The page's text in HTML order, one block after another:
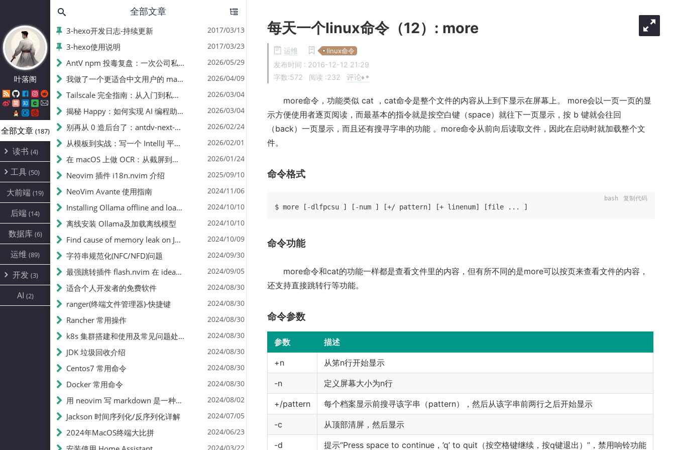
叶落阁
全部文章 (187)
读书 (4)
书单
阅读笔记(3)
工具 (50)
软件记录
git(8)
hexo(24)
IDEA
IOT
vim(3)
大前端 (19)
后端 (14)
数据库 (6)
运维 (89)
开发 (3)
java
swift(2)
AI (2)
全部文章
3-hexo开发日志-持续更新 2017/03/13
3-hexo使用说明 2017/03/23
AntV npm 投毒复盘：一次公司私服缓存恶意包引发的账号封禁事件 2026/05/29
我做了一个更适合中文用户的 macOS 菜单栏日历：Calendar Pro 2026/04/09
Tailscale 完全指南：从入门到私有 DERP 部署 2026/03/04
揭秘 Happy：如何实现 AI 编程助手输出的实时同步 2026/03/04
别再从 0 造后台了：antdv-next-admin，开箱即用的 Vue 3 中后台脚手架 2026/02/24
从模板到实战：写一个 IntelliJ 平台插件（以 I18n Toolkit 为例） 2026/02/01
在 macOS 上做 OCR：从截屏到可点词的实践笔记 2026/01/24
Neovim 插件 i18n.nvim 介绍 2025/09/10
NeoVim Avante 使用指南 2024/11/06
Installing Ollama offline and loading offline models 2024/10/10
离线安装 Ollama及加载离线模型 2024/10/10
Find cause of memory leak on Java 2024/10/09
字符串规范化(NFC/NFD)问题 2024/09/30
最强跳转插件 flash.nvim 在 ideavim 上使用是中什么体验 2024/09/05
适合个人开发者的免费软件 2024/08/30
ranger(终端文件管理器)-快捷键 2024/08/30
Rancher 常用操作 2024/08/30
k8s 集群搭建和使用及常见问题处理 2024/08/30
JDK 垃圾回收介绍 2024/08/30
Centos7 常用命令 2024/08/30
Docker 常用命令 2024/08/30
用 neovim 写 markdown 是一种什么样的体验(含技巧) 2024/08/02
Jackson 时间序列化/反序列化详解 2024/07/05
2024年MacOS终端大比拼 2024/06/23
2024/03/22
<
每天一个linux命令（12）: more
运维 linux命令
发布时间 : 2016-12-12 21:29
字数:572
阅读 :232 评论:
more命令，功能类似 cat ，cat命令是整个文件的内容从上到下显示在屏幕上。 more会以一页一页的显
示方便使用者逐页阅读，而最基本的指令就是按空白键（space）就往下一页显示，按 b 键就会往回
（back）一页显示，而且还有搜寻字串的功能 。more命令从前向后读取文件，因此在启动时就加载整个文
件。
命令格式
bash 复制代码
命令功能
more命令和cat的功能一样都是查看文件里的内容，但有所不同的是more可以按页来查看文件的内容，
还支持直接跳转行等功能。
命令参数
参数 描述
+n 从笫n行开始显示
-n 定义屏幕大小为n行
+/pattern 每个档案显示前搜寻该字串（pattern），然后从该字串前两行之后开始显示
-c 从顶部清屏，然后显示
-d 提示“Press space to continue，’q’ to quit（按空格键继续，按q键退出）”，禁用响铃功能